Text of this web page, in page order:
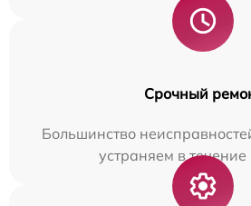
Срочный
Большинство
устраняем в течение